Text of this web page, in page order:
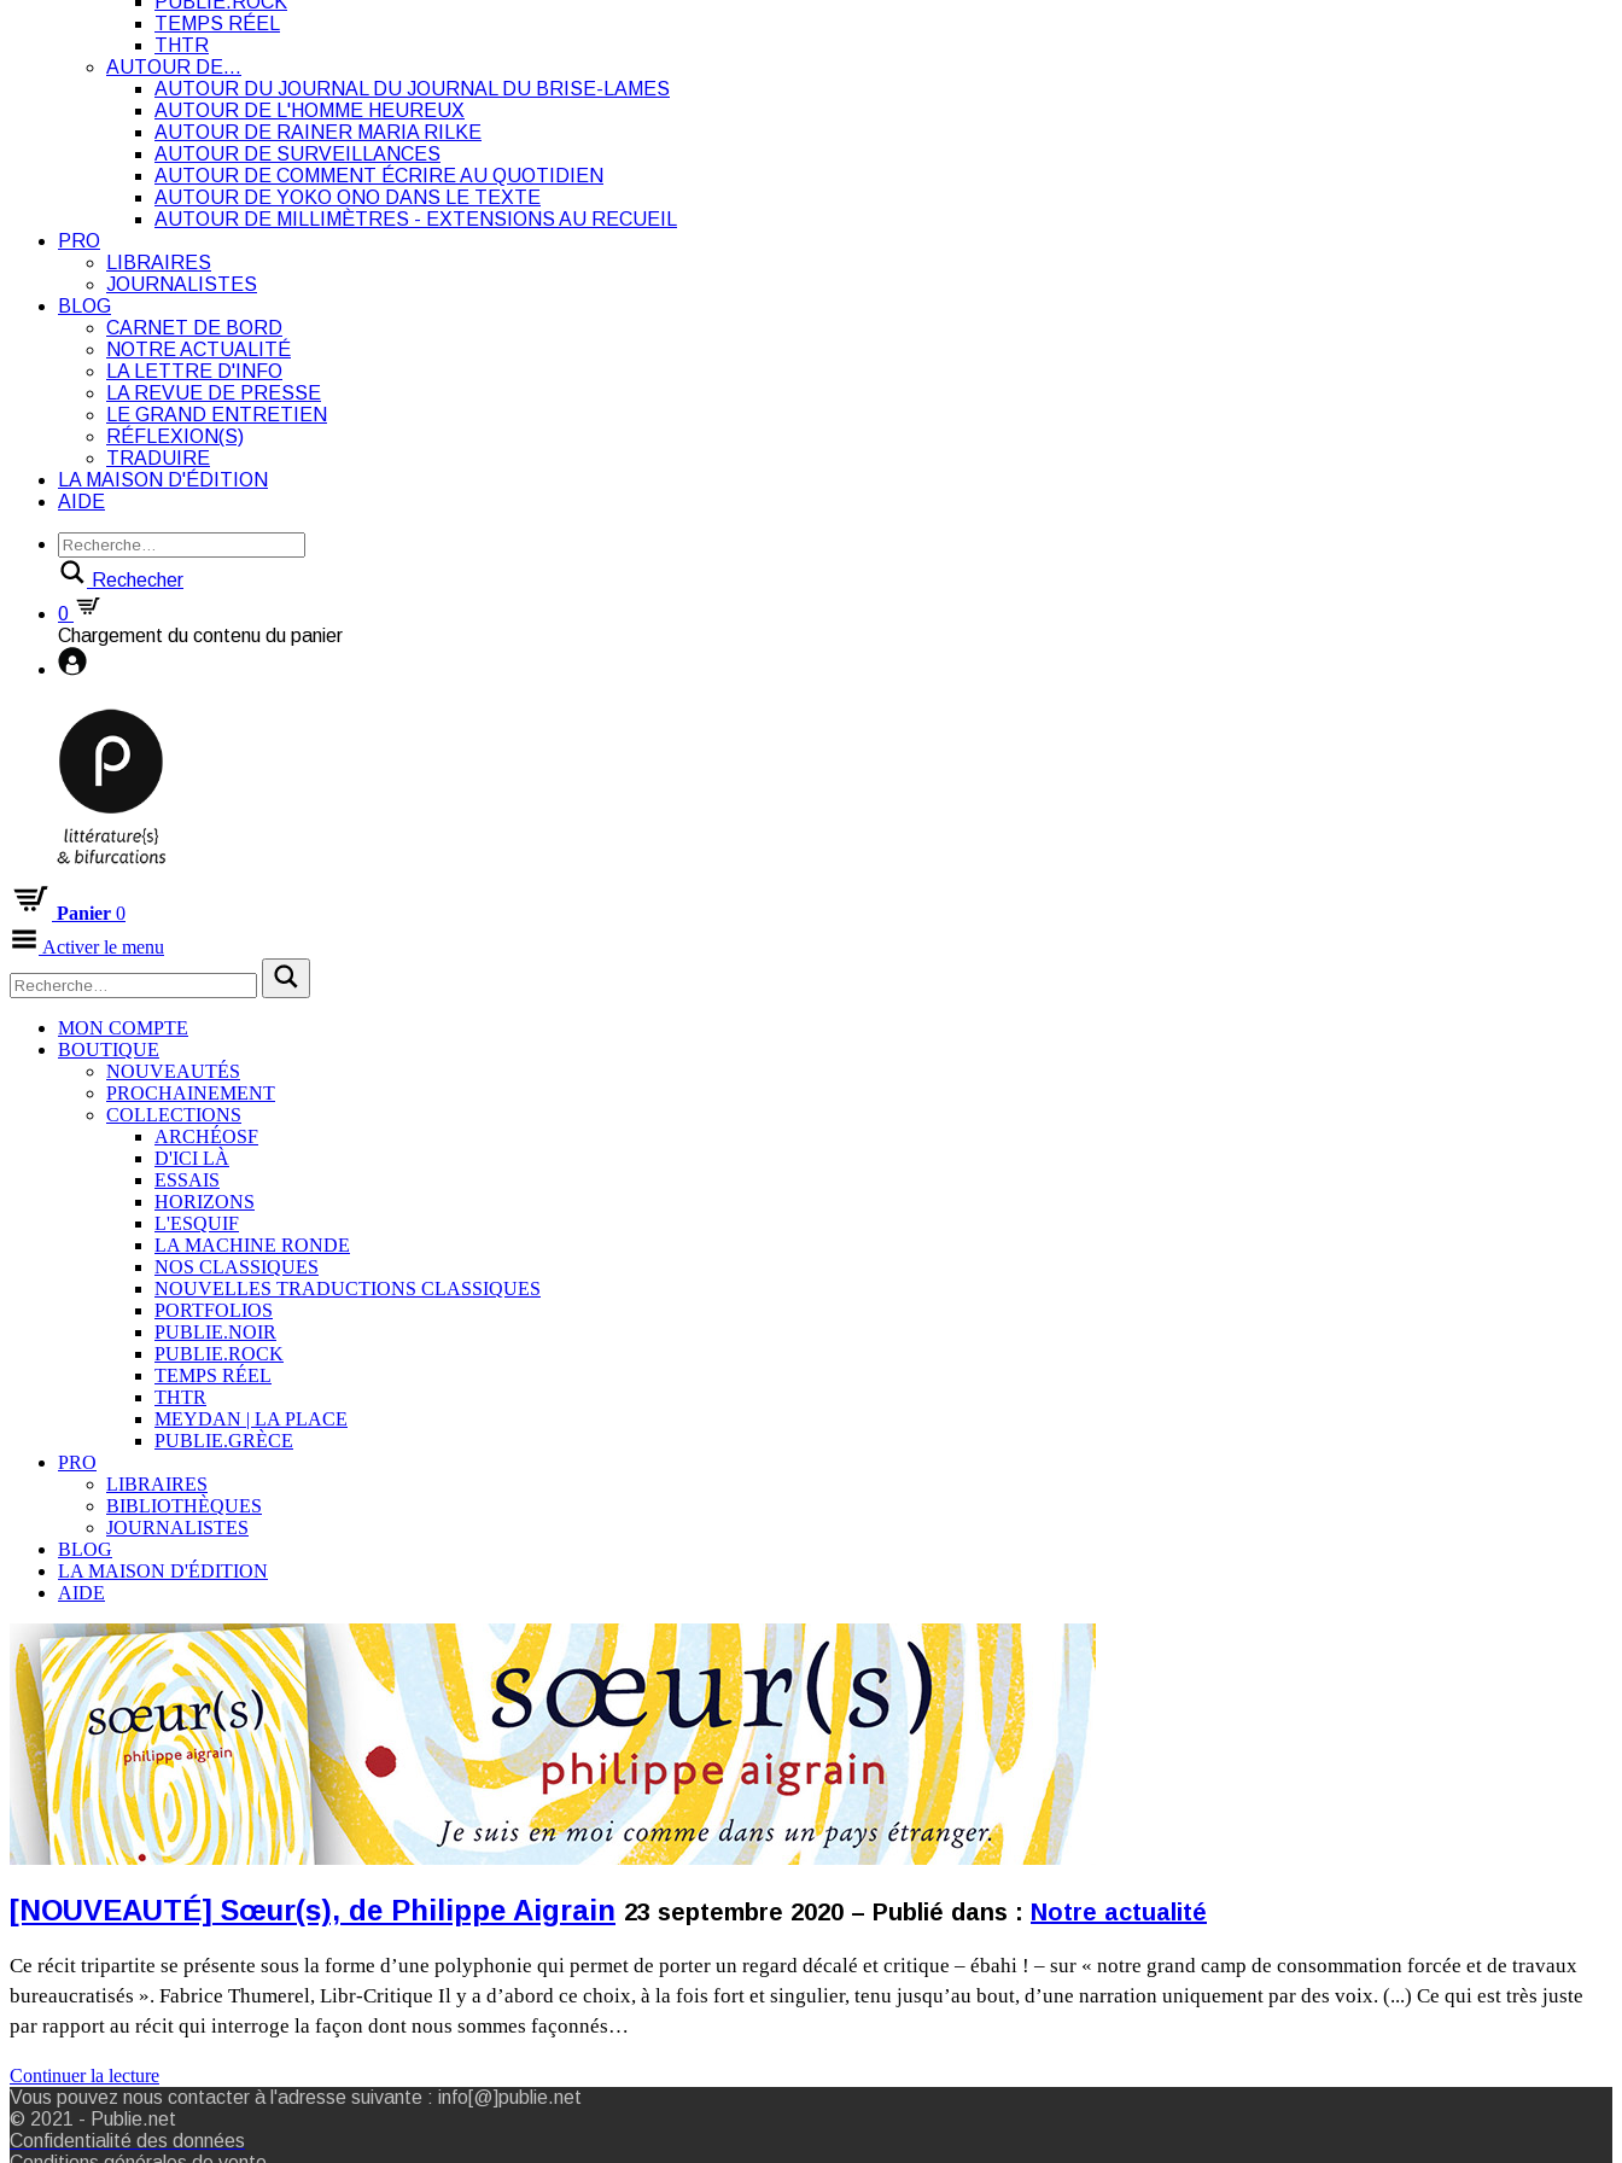
TEMPS RÉEL
THTR
AUTOUR DE…
AUTOUR DU JOURNAL DU JOURNAL DU BRISE-LAMES
AUTOUR DE L'HOMME HEUREUX
AUTOUR DE RAINER MARIA RILKE
AUTOUR DE SURVEILLANCES
AUTOUR DE COMMENT ÉCRIRE AU QUOTIDIEN
AUTOUR DE YOKO ONO DANS LE TEXTE
AUTOUR DE MILLIMÈTRES - EXTENSIONS AU RECUEIL
PRO
LIBRAIRES
JOURNALISTES
BLOG
CARNET DE BORD
NOTRE ACTUALITÉ
LA LETTRE D'INFO
LA REVUE DE PRESSE
LE GRAND ENTRETIEN
RÉFLEXION(S)
TRADUIRE
LA MAISON D'ÉDITION
AIDE
Rechecher
0
Chargement du contenu du panier
Panier 0
Activer le menu
MON COMPTE
BOUTIQUE
NOUVEAUTÉS
PROCHAINEMENT
COLLECTIONS
ARCHÉOSF
D'ICI LÀ
ESSAIS
HORIZONS
L'ESQUIF
LA MACHINE RONDE
NOS CLASSIQUES
NOUVELLES TRADUCTIONS CLASSIQUES
PORTFOLIOS
PUBLIE.NOIR
PUBLIE.ROCK
TEMPS RÉEL
THTR
MEYDAN | LA PLACE
PUBLIE.GRÈCE
PRO
LIBRAIRES
BIBLIOTHÈQUES
JOURNALISTES
BLOG
LA MAISON D'ÉDITION
AIDE
[NOUVEAUTÉ] Sœur(s), de Philippe Aigrain 23 septembre 2020 – Publié dans : Notre actualité
Ce récit tripartite se présente sous la forme d’une polyphonie qui permet de porter un regard décalé et critique – ébahi ! – sur « notre grand camp de consommation forcée et de travaux
bureaucratisés ». Fabrice Thumerel, Libr-Critique Il y a d’abord ce choix, à la fois fort et singulier, tenu jusqu’au bout, d’une narration uniquement par des voix. (...) Ce qui est très juste
par rapport au récit qui interroge la façon dont nous sommes façonnés…
Continuer la lecture
Vous pouvez nous contacter à l'adresse suivante : info[@]publie.net
© 2021 - Publie.net
Confidentialité des données